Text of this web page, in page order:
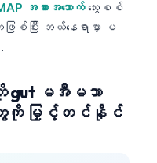
အစားအသောက်သွေးစစ်
ြစ်ပြီး ဘယ်နေရာမှာ မ
gut မအီမသာ
ေကို မြှင့်တင်နိုင်